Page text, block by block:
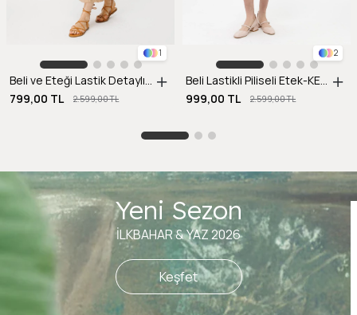
1
Beli ve Eteği Lastik Detaylı Keten Etek-CAMEL
799,00 TL
2.599,00 TL
2
Beli Lastikli Piliseli Etek-KEMIK
999,00 TL
2.599,00 TL
Yeni Sezon
İLKBAHAR & YAZ 2026
Keşfet